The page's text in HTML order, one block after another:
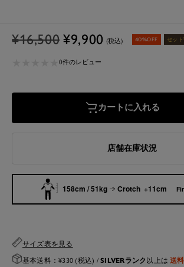
通
¥16,500 セ
ル
格
¥9,900 (税込) 40%OFF セッ
0件のレビュー
カートに入れる
店舗在庫状況
158cm / 51kg Crotch +11cm
サイズ表を見る
基本送料：¥330 (税込) /SILVERランク 以上は送